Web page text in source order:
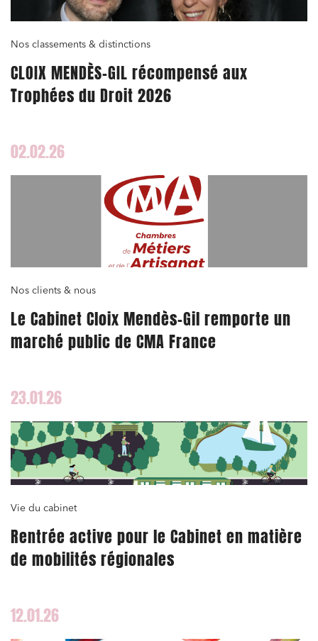
Nos classements & distinctions
CLOIX MENDÈS-GIL récompensé aux
Trophées du Droit 2026
02.02.26
Nos clients & nous
Le Cabinet Cloix Mendès-Gil remporte un
marché public de CMA France
23.01.26
Vie du cabinet
Rentrée active pour le Cabinet en matière
de mobilités régionales
12.01.26